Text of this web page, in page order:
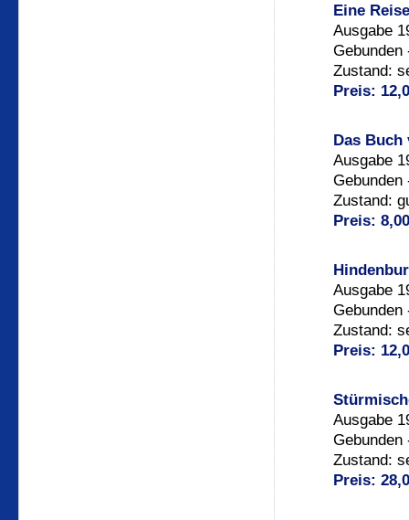
Eine
Ausgabe
Gebunden
Zustand:
Preis:
Das
Ausgabe
Zustand:
Preis:
Ausgabe
Gebunden
Zustand:
Preis:
Ausgabe
Zustand:
Preis: